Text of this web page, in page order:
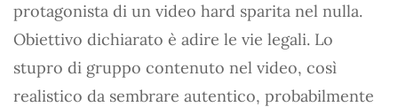
protagonista di un video hard sparita nel nulla.
Obiettivo dichiarato è adire le vie legali. Lo
stupro di gruppo contenuto nel video, così
realistico da sembrare autentico, probabilmente